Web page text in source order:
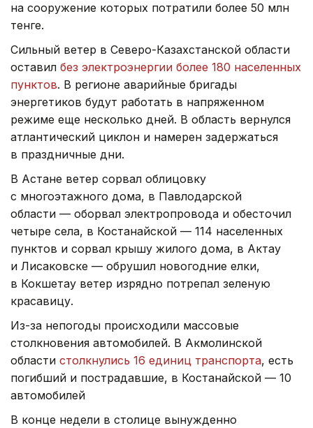
на сооружение которых потратили более 50 млн
тенге.
Сильный ветер в Северо-Казахстанской области
оставил без электроэнергии более 180 населенных
пунктов. В регионе аварийные бригады
энергетиков будут работать в напряженном
режиме еще несколько дней. В область вернулся
атлантический циклон и намерен задержаться
в праздничные дни.
В Астане ветер сорвал облицовку
с многоэтажного дома, в Павлодарской
области — оборвал электропровода и обесточил
четыре села, в Костанайской — 114 населенных
пунктов и сорвал крышу жилого дома, в Актау
и Лисаковске — обрушил новогодние елки,
в Кокшетау ветер изрядно потрепал зеленую
красавицу.
Из-за непогоды происходили массовые
столкновения автомобилей. В Акмолинской
области столкнулись 16 единиц транспорта, есть
погибший и пострадавшие, в Костанайской — 10
автомобилей
В конце недели в столице вынужденно